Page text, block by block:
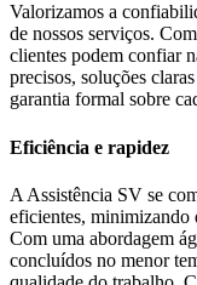
Valorizamos a
de nossos serviços.
clientes podem confiar
precisos, soluções
garantia formal sobre
Eficiência e rapidez
A Assistência SV se
eficientes, minimizando
Com uma abordagem
concluídos no menor